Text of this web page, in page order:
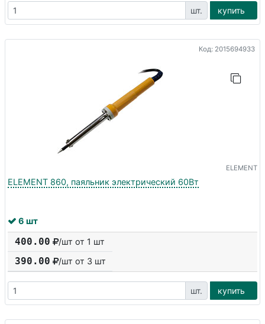
шт. купить
Код: 2015694933
ELEMENT
ELEMENT 860, паяльник электрический 60Вт
6 шт
400.00 /шт от 1 шт
390.00 /шт от 3 шт
шт. купить